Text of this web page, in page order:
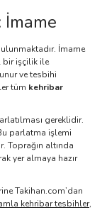
İmame
İmame
bir işçilik ile
ve tesbihi
tüm kehribar
gereklidir.
parlatma işlemi
Toprağın altında
yer almaya hazır
Takihan.com’dan
kehribar tesbihler,